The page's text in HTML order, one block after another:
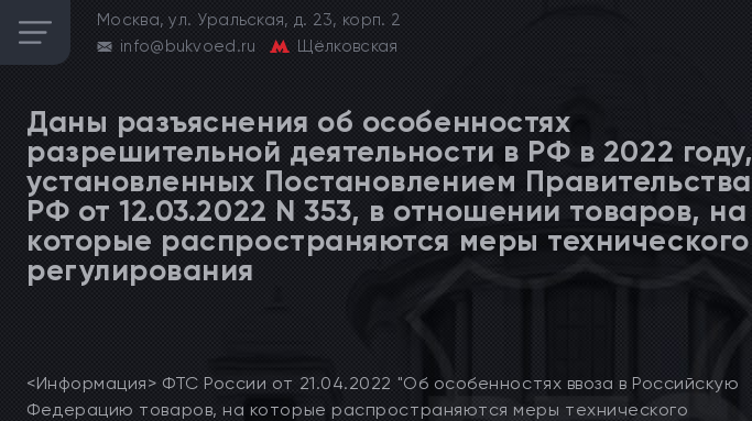
Москва, ул. Уральская, д. 23, корп. 2
info@bukvoed.ru
Щёлковская
Даны разъяснения об особенностях
разрешительной деятельности в РФ в 2022 году,
установленных Постановлением Правительства
РФ от 12.03.2022 N 353, в отношении товаров, на
которые распространяются меры технического
регулирования
<Информация> ФТС России от 21.04.2022 "Об особенностях ввоза в Российскую
Федерацию товаров, на которые распространяются меры технического